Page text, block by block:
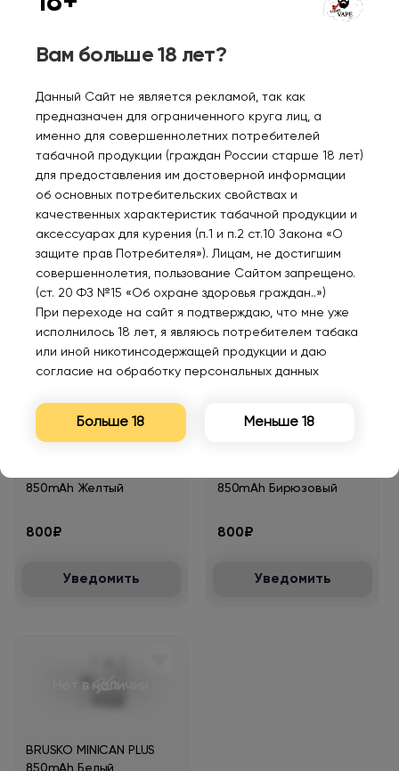
Уведомить
Нет в наличии
BRUSKO MINICAN PLUS
800₽
Уведомить
Нет в наличии
BRUSKO MINICAN PLUS
850mAh Красный
800₽
Уведомить
Нет в наличии
850mAh Желтый
800₽
Уведомить
850mAh Бирюзовый
800₽
Уведомить
Нет в наличии
BRUSKO MINICAN PLUS
850mAh Белый
Вам больше 18 лет?
Данный Сайт не является рекламой, так как
предназначен для ограниченного круга лиц, а
именно для совершеннолетних потребителей
табачной продукции (граждан России старше 18 лет)
для предоставления им достоверной информации
об основных потребительских свойствах и
качественных характеристик табачной продукции и
аксессуарах для курения (п.1 и п.2 ст.10 Закона «О
защите прав Потребителя»). Лицам, не достигшим
совершеннолетия, пользование Сайтом запрещено.
(ст. 20 ФЗ №15 «Об охране здоровья граждан..»)
При переходе на сайт я подтверждаю, что мне уже
исполнилось 18 лет, я являюсь потребителем табака
или иной никотинсодержащей продукции и даю
согласие на обработку персональных данных
Больше 18 Меньше 18